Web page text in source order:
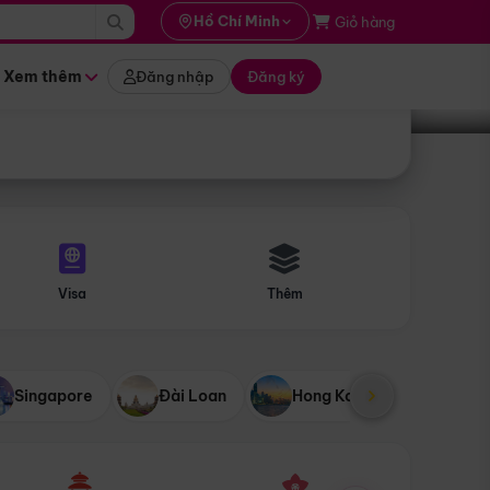
Hồ Chí Minh Giỏ hàng
Xem thêm Đăng nhập Đăng ký
Tìm tour
Visa Thêm
Singapore Đài Loan Hong Kong